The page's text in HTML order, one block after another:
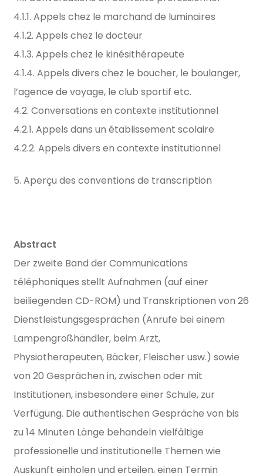
4.1.1. Appels chez le marchand de luminaires
4.1.2. Appels chez le docteur
4.1.3. Appels chez le kinésithérapeute
4.1.4. Appels divers chez le boucher, le boulanger,
l’agence de voyage, le club sportif etc.
4.2. Conversations en contexte institutionnel
4.2.1. Appels dans un établissement scolaire
4.2.2. Appels divers en contexte institutionnel
5. Aperçu des conventions de transcription
Abstract
Der zweite Band der Communications
téléphoniques stellt Aufnahmen (auf einer
beiliegenden CD-ROM) und Transkriptionen von 26
Dienstleistungsgesprächen (Anrufe bei einem
Lampengroßhändler, beim Arzt,
Physiotherapeuten, Bäcker, Fleischer usw.) sowie
von 20 Gesprächen in, zwischen oder mit
Institutionen, insbesondere einer Schule, zur
Verfügung. Die authentischen Gespräche von bis
zu 14 Minuten Länge behandeln vielfältige
professionelle und institutionelle Themen wie
Auskunft einholen und erteilen, einen Termin